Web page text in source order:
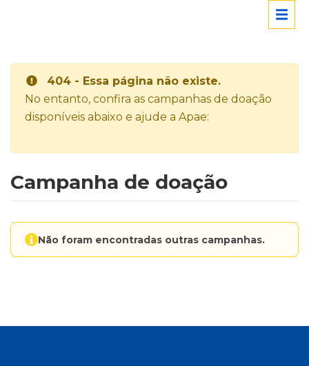
404 - Essa página não existe.
No entanto, confira as campanhas de doação
disponíveis abaixo e ajude a Apae:
Campanha de doação
Não foram encontradas outras campanhas.